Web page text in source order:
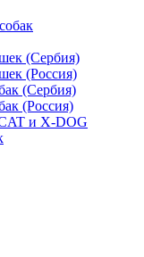
(Сербия)
(Россия)
(Сербия)
(Россия)
и X-DOG